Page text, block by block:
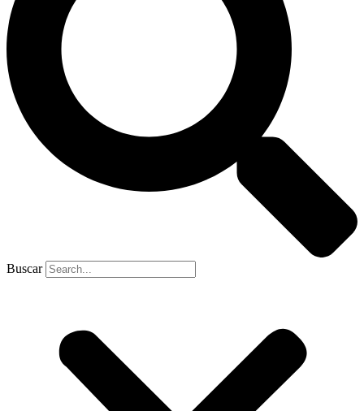
Buscar